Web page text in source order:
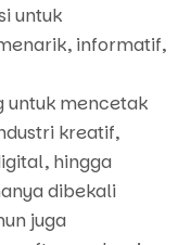
untuk
informatif,
untuk mencetak
kreatif,
hingga
dibekali
juga